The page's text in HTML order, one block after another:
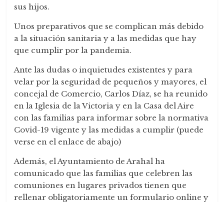
sus hijos.
Unos preparativos que se complican más debido
a la situación sanitaria y a las medidas que hay
que cumplir por la pandemia.
Ante las dudas o inquietudes existentes y para
velar por la seguridad de pequeños y mayores, el
concejal de Comercio, Carlos Díaz, se ha reunido
en la Iglesia de la Victoria y en la Casa del Aire
con las familias para informar sobre la normativa
Covid-19 vigente y las medidas a cumplir (puede
verse en el enlace de abajo)
Además, el Ayuntamiento de Arahal ha
comunicado que las familias que celebren las
comuniones en lugares privados tienen que
rellenar obligatoriamente un formulario online y